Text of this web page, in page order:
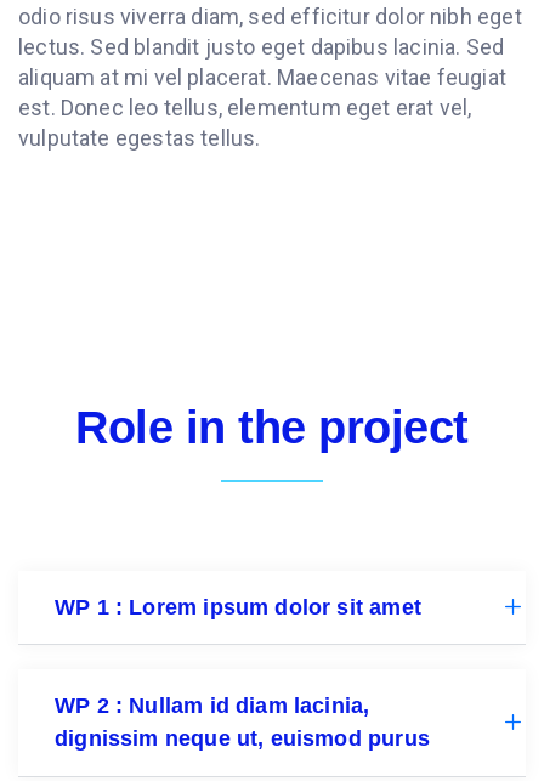
odio risus viverra diam, sed efficitur dolor nibh eget
lectus. Sed blandit justo eget dapibus lacinia. Sed
aliquam at mi vel placerat. Maecenas vitae feugiat
est. Donec leo tellus, elementum eget erat vel,
vulputate egestas tellus.
Role in the project
WP 1 : Lorem ipsum dolor sit amet
WP 2 : Nullam id diam lacinia,
dignissim neque ut, euismod purus